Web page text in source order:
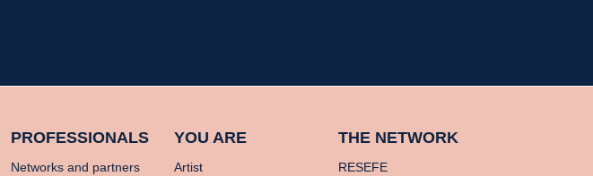
PROFESSIONALS
Networks and partners
YOU ARE
Artist
THE NETWORK
RESEFE